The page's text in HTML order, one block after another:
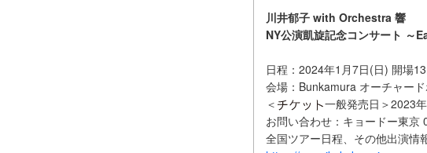
川井郁子 with Orchestra 響
NY公演凱旋記念コンサート ～
日程：2024年1月7日(日) 開場
会場：Bunkamura オーチャー
＜
一般発売日＞2023
お問い合わせ：キョードー東京
全国ツアー日程、その他出演情